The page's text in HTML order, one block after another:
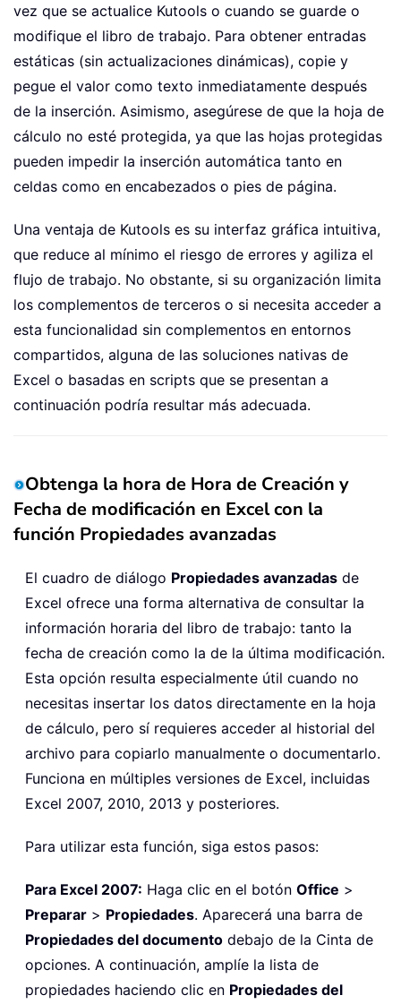
vez que se actualice Kutools o cuando se guarde o
modifique el libro de trabajo. Para obtener entradas
estáticas (sin actualizaciones dinámicas), copie y
pegue el valor como texto inmediatamente después
de la inserción. Asimismo, asegúrese de que la hoja de
cálculo no esté protegida, ya que las hojas protegidas
pueden impedir la inserción automática tanto en
celdas como en encabezados o pies de página.
Una ventaja de Kutools es su interfaz gráfica intuitiva,
que reduce al mínimo el riesgo de errores y agiliza el
flujo de trabajo. No obstante, si su organización limita
los complementos de terceros o si necesita acceder a
esta funcionalidad sin complementos en entornos
compartidos, alguna de las soluciones nativas de
Excel o basadas en scripts que se presentan a
continuación podría resultar más adecuada.
Obtenga la hora de Hora de Creación y
Fecha de modificación en Excel con la
función Propiedades avanzadas
El cuadro de diálogo Propiedades avanzadas de
Excel ofrece una forma alternativa de consultar la
información horaria del libro de trabajo: tanto la
fecha de creación como la de la última modificación.
Esta opción resulta especialmente útil cuando no
necesitas insertar los datos directamente en la hoja
de cálculo, pero sí requieres acceder al historial del
archivo para copiarlo manualmente o documentarlo.
Funciona en múltiples versiones de Excel, incluidas
Excel 2007, 2010, 2013 y posteriores.
Para utilizar esta función, siga estos pasos:
Para Excel 2007: Haga clic en el botón Office >
Preparar > Propiedades. Aparecerá una barra de
Propiedades del documento debajo de la Cinta de
opciones. A continuación, amplíe la lista de
propiedades haciendo clic en Propiedades del